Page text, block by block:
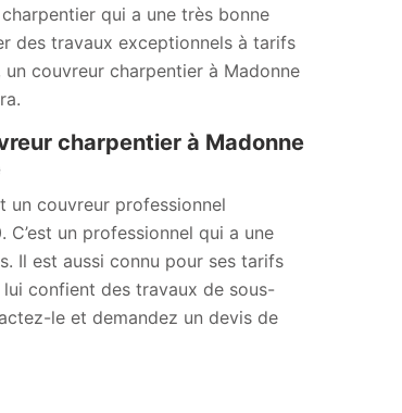
qui a une très bonne
des travaux exceptionnels à tarifs
couvreur charpentier à Madonne
charpentier à Madonne
un couvreur professionnel
un professionnel qui a une
Il est aussi connu pour ses tarifs
confient des travaux de sous-
le et demandez un devis de